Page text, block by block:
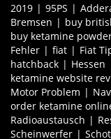
2019 95PS
Bremsen
buy
buy ketamine
Fehler
fiat Fiat
hatchback
Hessen
ketamine website
Motor Problem
order ketamine
Radioaustausch
Scheinwerfer